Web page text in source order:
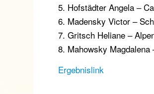
5. Hofstädter Angela –
6. Madensky Victor –
7. Gritsch Heliane –
8. Mahowsky
Ergebnislink